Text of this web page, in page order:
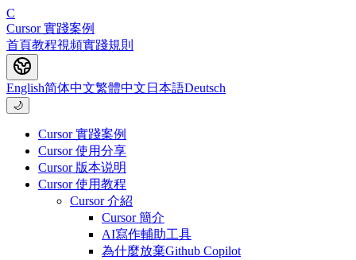
C
Cursor 實踐案例
首頁教程視頻實踐規則
English简体中文繁體中文 日本語Deutsch
🌙
Cursor 實踐案例
Cursor 使用分享
Cursor 版本说明
Cursor 使用教程
Cursor 介紹
Cursor 簡介
AI寫作輔助工具
為什麼放棄Github Copilot